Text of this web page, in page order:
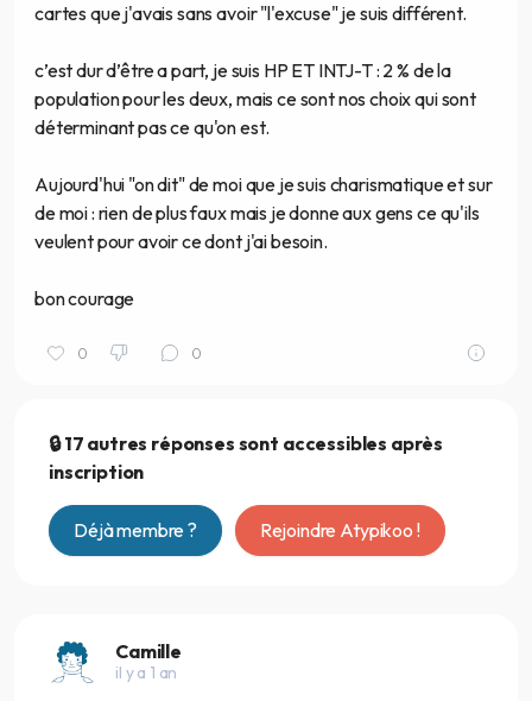
cartes que j'avais sans avoir "l'excuse" je suis différent.
c’est dur d’être a part, je suis HP ET INTJ-T : 2 % de la
population pour les deux, mais ce sont nos choix qui sont
déterminant pas ce qu'on est.
Aujourd'hui "on dit" de moi que je suis charismatique et sur
de moi : rien de plus faux mais je donne aux gens ce qu'ils
veulent pour avoir ce dont j'ai besoin.
bon courage
0 0
🔒 17 autres réponses sont accessibles après
inscription
Déjà membre ? Rejoindre Atypikoo !
Camille
il y a 1 an